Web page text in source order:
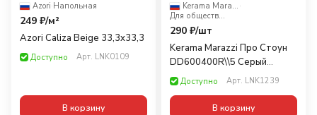
Azori·Напольная
249 ₽/м²
Azori Caliza Beige 33,3x33,3
Доступно Арт. LNK0109
В корзину
Kerama Marazzi ·
Для общественных помещений
290 ₽/шт
Kerama Marazzi Про Стоун
DD600400R\\5 Серый
60x10,7
Доступно Арт. LNK1239
В корзину